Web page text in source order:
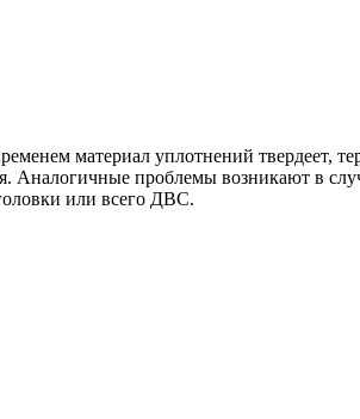
материал уплотнений твердеет,
Аналогичные проблемы возникают в
или всего ДВС.